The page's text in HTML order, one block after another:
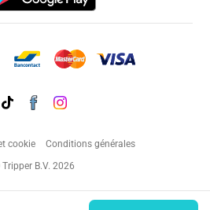
cookie
Conditions générales
B.V. 2026